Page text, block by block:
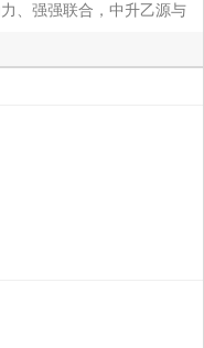
、强强联合，中升乙源与
签约洽谈会，在蓉举行！